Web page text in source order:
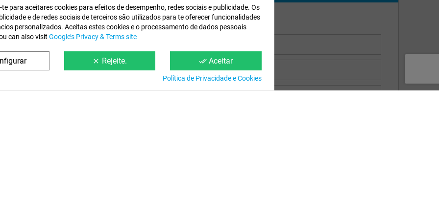
opiniões (Opiniões dos nossos clientes traduzidas a português)
"MuIto bom, rápido entrega"
te para aceitares cookies para efeitos de desempenho, redes sociais e publicidade. Os
e de redes sociais de terceiros são utilizados para te oferecer funcionalidades
personalizados. Aceitas estes cookies e o processamento de dados pessoais
can also visit Google’s Privacy & Terms site
clear Rejeite. done_all Aceitar
Política de Privacidade e Cookies